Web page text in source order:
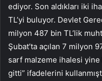
ediyor. Son aldıkları iki
TL’yi buluyor. Devlet
milyon 487 bin TL’lik
Şubat’ta açılan 7 milyon
sarf malzeme ihalesi
gitti” ifadelerini